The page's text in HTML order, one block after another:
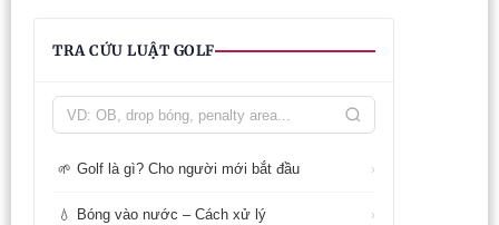
TRA CỨU LUẬT GOLF
🌱 Golf là gì? Cho người mới bắt đầu ›
💧 Bóng vào nước – Cách xử lý ›